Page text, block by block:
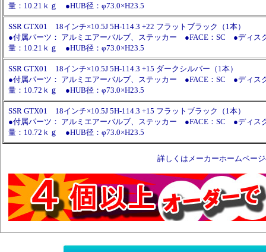
量：10.21ｋｇ ●HUB径：φ73.0×H23.5
SSR GTX01 18インチ×10.5J 5H-114.3 +22 フラットブラック（1本）
●付属パーツ： アルミエアーバルブ、ステッカー ●FACE：SC ●ディ
量：10.21ｋｇ ●HUB径：φ73.0×H23.5
SSR GTX01 18インチ×10.5J 5H-114.3 +15 ダークシルバー（1本）
●付属パーツ： アルミエアーバルブ、ステッカー ●FACE：SC ●ディ
量：10.72ｋｇ ●HUB径：φ73.0×H23.5
SSR GTX01 18インチ×10.5J 5H-114.3 +15 フラットブラック（1本）
●付属パーツ： アルミエアーバルブ、ステッカー ●FACE：SC ●ディ
量：10.72ｋｇ ●HUB径：φ73.0×H23.5
詳しくはメーカーホームペー